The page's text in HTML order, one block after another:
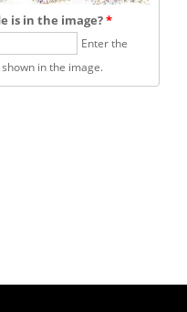
is in the image?*
Enter the
in the image.